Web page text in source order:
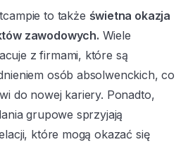
to także świetna okazja
zawodowych. Wiele
z firmami, które są
osób absolwenckich, co
do nowej kariery. Ponadto,
grupowe sprzyjają
które mogą okazać się